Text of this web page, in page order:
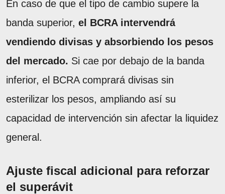
En caso de que el tipo de cambio supere la
banda superior, el BCRA intervendrá
vendiendo divisas y absorbiendo los pesos
del mercado. Si cae por debajo de la banda
inferior, el BCRA comprará divisas sin
esterilizar los pesos, ampliando así su
capacidad de intervención sin afectar la liquidez
general.
Ajuste fiscal adicional para reforzar
el superávit